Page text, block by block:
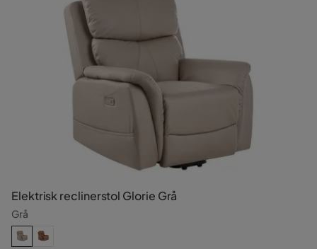
Elektrisk reclinerstol Glorie Grå
Grå